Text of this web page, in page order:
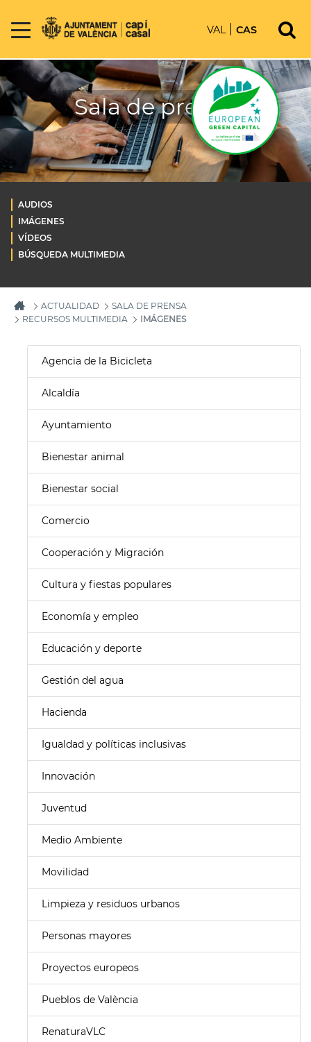
VAL CAS
Sala de prensa
AUDIOS
IMÁGENES
VÍDEOS
BÚSQUEDA MULTIMEDIA
ACTUALIDAD
SALA DE PRENSA
RECURSOS MULTIMEDIA
IMÁGENES
Agencia de la Bicicleta
Alcaldía
Ayuntamiento
Bienestar animal
Bienestar social
Comercio
Cooperación y Migración
Cultura y fiestas populares
Economía y empleo
Educación y deporte
Gestión del agua
Hacienda
Igualdad y políticas inclusivas
Innovación
Juventud
Medio Ambiente
Movilidad
Limpieza y residuos urbanos
Personas mayores
Proyectos europeos
Pueblos de València
RenaturaVLC